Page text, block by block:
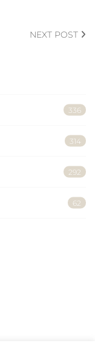
NEXT POST
336
314
292
62